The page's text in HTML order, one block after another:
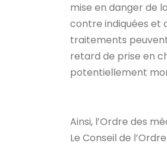
mise en danger de
contre indiquées et
traitements
retard de prise en
potentiellement
Ainsi, l’Ordre des
Le Conseil de